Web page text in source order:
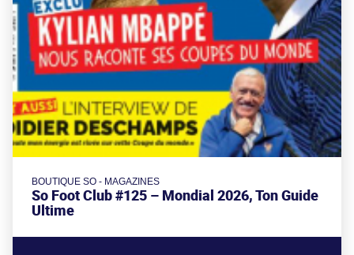
BOUTIQUE SO - MAGAZINES
So Foot Club #125 – Mondial 2026, Ton Guide
Ultime